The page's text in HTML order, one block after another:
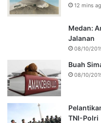
12 mins
Medan:
Jalanan
08/10/
Buah
08/10/
TNI-Polri